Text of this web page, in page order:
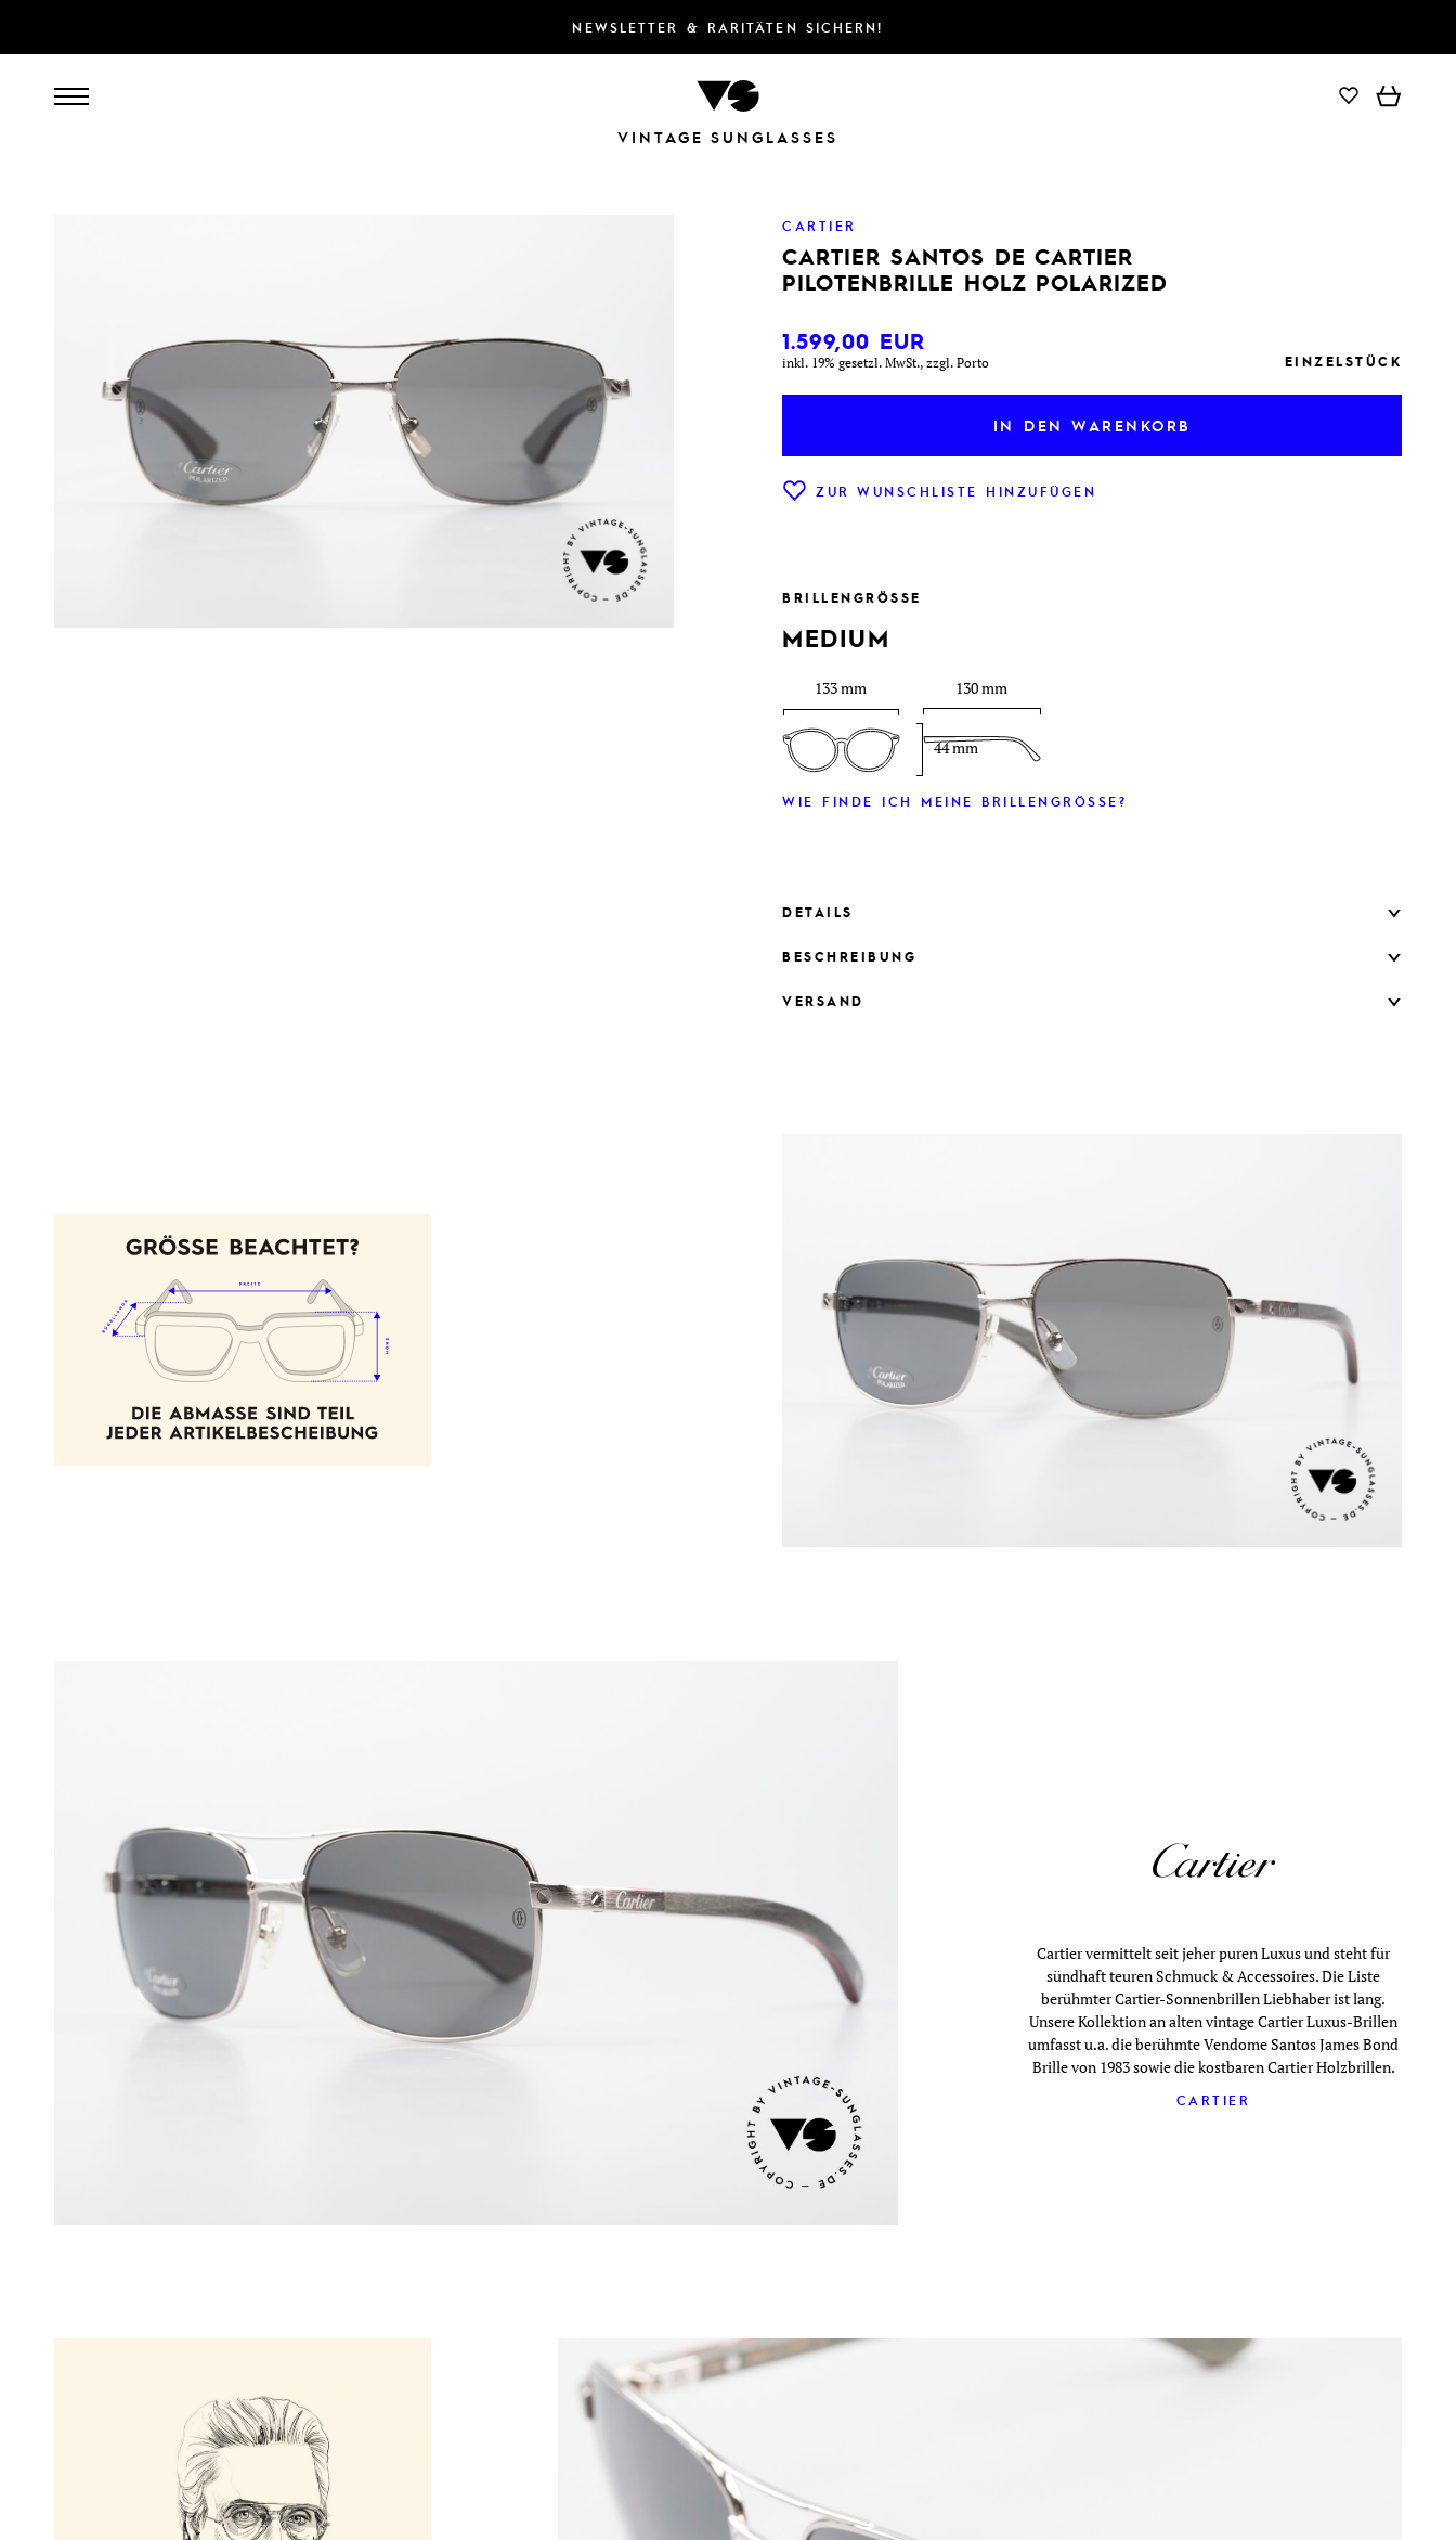
NEWSLETTER & RARITÄTEN SICHERN!
VINTAGE SUNGLASSES
1.599,00
CARTIER
CARTIER SANTOS DE CARTIER
PILOTENBRILLE HOLZ POLARIZED
1.599,00 EUR
inkl. 19% gesetzl. MwSt., zzgl. Porto EINZELSTÜCK
IN DEN WARENKORB
ZUR WUNSCHLISTE HINZUFÜGEN
BRILLENGRÖSSE
MEDIUM
133 mm
44 mm
130 mm
WIE FINDE ICH MEINE BRILLENGRÖSSE?
DETAILS
BESCHREIBUNG
VERSAND
Cartier vermittelt seit jeher puren Luxus und steht für
sündhaft teuren Schmuck & Accessoires. Die Liste
berühmter Cartier-Sonnenbrillen Liebhaber ist lang.
Unsere Kollektion an alten vintage Cartier Luxus-Brillen
umfasst u.a. die berühmte Vendome Santos James Bond
Brille von 1983 sowie die kostbaren Cartier Holzbrillen.
CARTIER